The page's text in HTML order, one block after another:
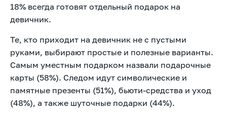
18% всегда готовят отдельный подарок на
девичник.
Те, кто приходит на девичник не с пустыми
руками, выбирают простые и полезные варианты.
Самым уместным подарком назвали подарочные
карты (58%). Следом идут символические и
памятные презенты (51%), бьюти-средства и уход
(48%), а также шуточные подарки (44%).